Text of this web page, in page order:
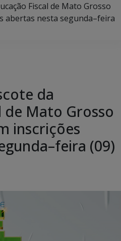
Fiscal de Mato Grosso
abertas nesta segunda–feira
da
de Mato Grosso
inscrições
(09)